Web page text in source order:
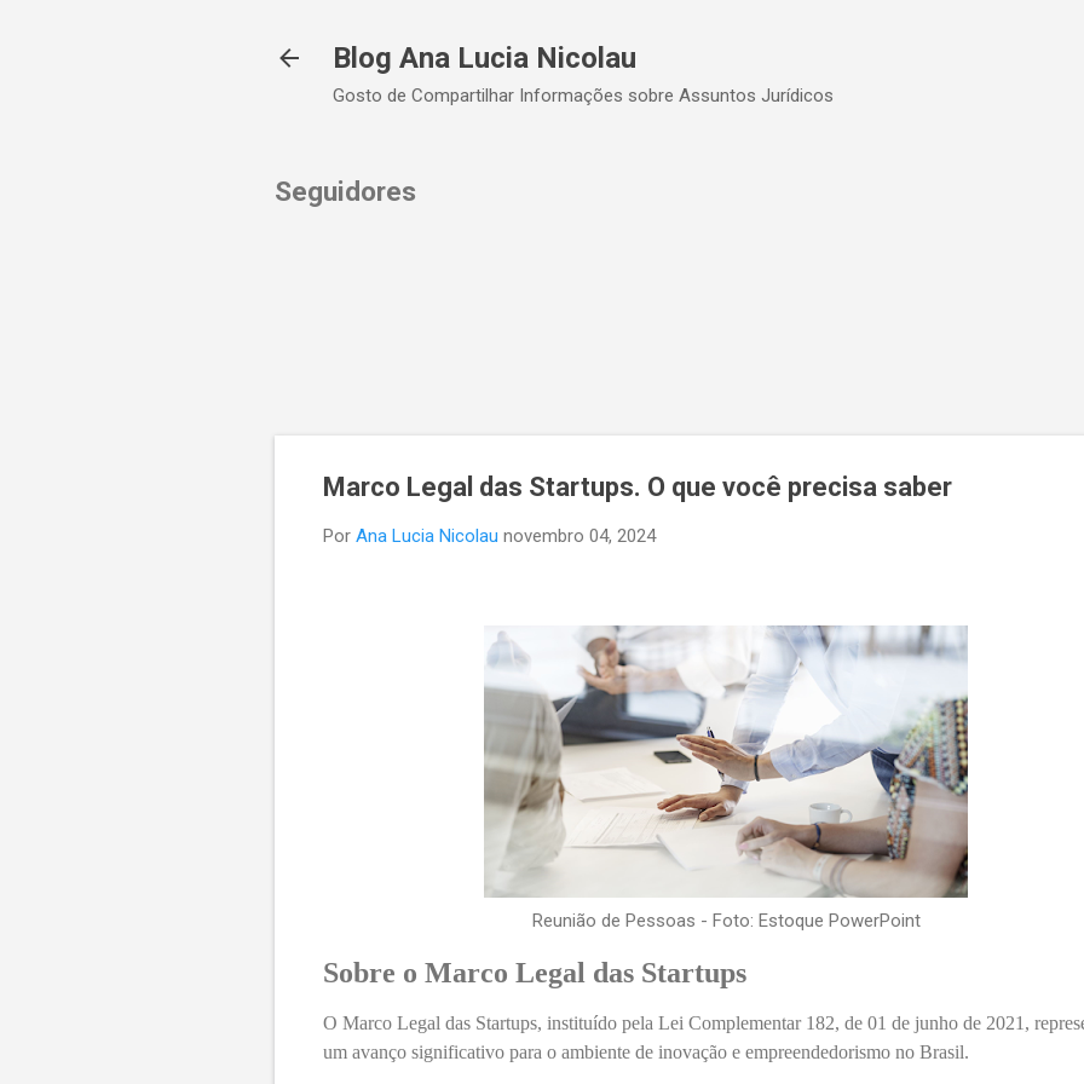
Blog Ana Lucia Nicolau
Gosto de Compartilhar Informações sobre Assuntos Jurídicos
Seguidores
Marco Legal das Startups. O que você precisa saber
Por Ana Lucia Nicolau novembro 04, 2024
Reunião de Pessoas - Foto: Estoque PowerPoint
Sobre o Marco Legal das Startups
O Marco Legal das Startups, instituído pela Lei Complementar 182, de 01 de junho de 2021,
um avanço significativo para o ambiente de inovação e empreendedorismo no Brasil.